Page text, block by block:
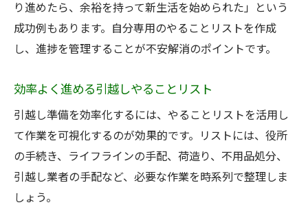
り進めたら、余裕を持って新生活を始められた」という
成功例もあります。自分専用のやることリストを作成
し、進捗を管理することが不安解消のポイントです。
効率よく進める引越しやることリスト
引越し準備を効率化するには、やることリストを活用し
て作業を可視化するのが効果的です。リストには、役所
の手続き、ライフラインの手配、荷造り、不用品処分、
引越し業者の手配など、必要な作業を時系列で整理しま
しょう。